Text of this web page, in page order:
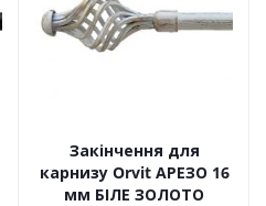
Закінчення для
карнизу Orvit АРЕЗО 16
мм БІЛЕ ЗОЛОТО